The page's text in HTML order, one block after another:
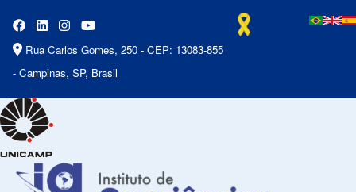
Rua Carlos Gomes, 250 - CEP: 13083-855
- Campinas, SP, Brasil